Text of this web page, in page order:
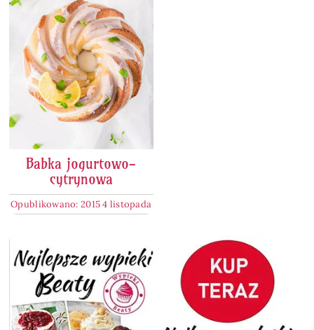
Babka jogurtowo-
cytrynowa
Opublikowano: 2015 4 listopada